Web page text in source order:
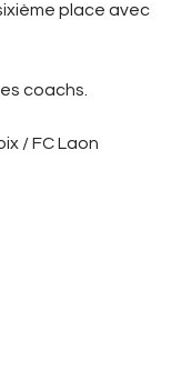
place avec
coachs.
/ FC Laon